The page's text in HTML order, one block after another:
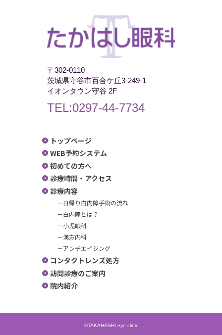
〒302-0110
茨城県守谷市百合ケ丘3-249-1
イオンタウン守谷 2F
TEL:0297-44-7734
トップページ
WEB予約システム
初めての方へ
診療時間・アクセス
診療内容
－日帰り白内障手術の流れ
－白内障とは？
－小児眼科
－漢方内科
－アンチエイジング
コンタクトレンズ処方
訪問診療のご案内
院内紹介
©TAKAHASHI eye clinic